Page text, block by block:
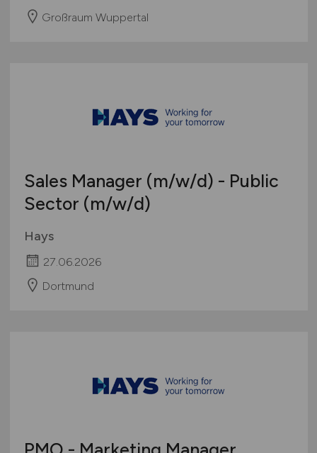
Großraum Wuppertal
Sales Manager (m/w/d) - Public
Sector (m/w/d)
Hays
27.06.2026
Dortmund